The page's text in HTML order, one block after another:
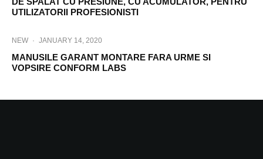
UTILIZATORII PROFESIONISTI
NEW · JANUARY 14, 2020
MANUSILE GARANT MONTARE FARA URME SI
VOPSIRE CONFORM LABS